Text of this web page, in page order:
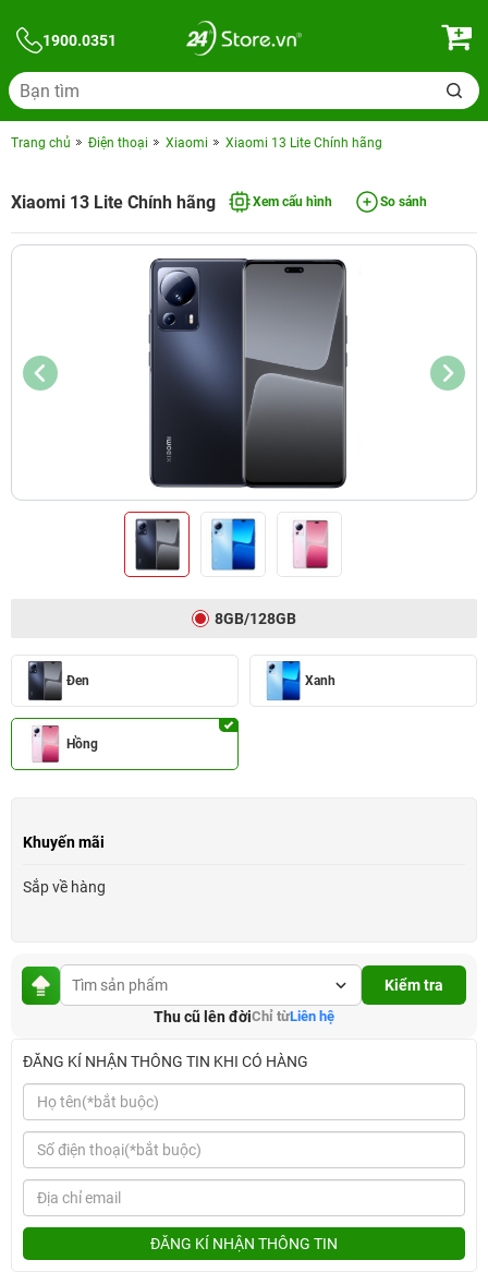
1900.0351
Trang chủ Điện thoại Xiaomi Xiaomi 13 Lite Chính hãng
Xiaomi 13 Lite Chính hãng Xem cấu hình So sánh
8GB/128GB
Đen Xanh
Hồng
Khuyến mãi
Sắp về hàng
Kiểm tra
Thu cũ lên đờiChỉ từLiên hệ
ĐĂNG KÍ NHẬN THÔNG TIN KHI CÓ HÀNG
ĐĂNG KÍ NHẬN THÔNG TIN